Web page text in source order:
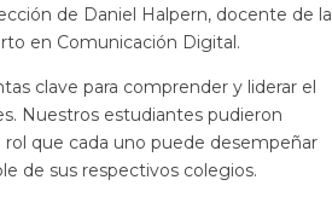
de Daniel Halpern, docente de la
en Comunicación Digital.
clave para comprender y liderar el
Nuestros estudiantes pudieron
que cada uno puede desempeñar
de sus respectivos colegios.